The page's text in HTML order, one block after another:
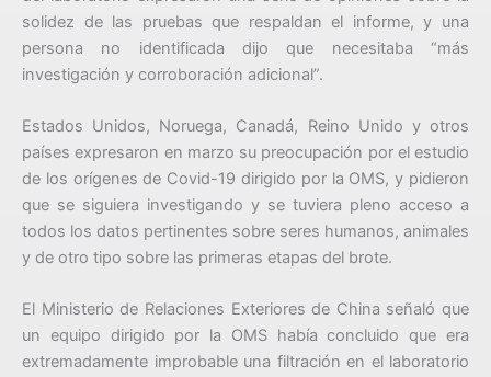
solidez de las pruebas que respaldan el informe, y una
persona no identificada dijo que necesitaba “más
investigación y corroboración adicional”.
Estados Unidos, Noruega, Canadá, Reino Unido y otros
países expresaron en marzo su preocupación por el estudio
de los orígenes de Covid-19 dirigido por la OMS, y pidieron
que se siguiera investigando y se tuviera pleno acceso a
todos los datos pertinentes sobre seres humanos, animales
y de otro tipo sobre las primeras etapas del brote.
El Ministerio de Relaciones Exteriores de China señaló que
un equipo dirigido por la OMS había concluido que era
extremadamente improbable una filtración en el laboratorio